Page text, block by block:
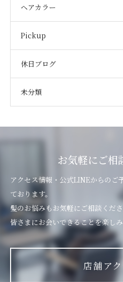
ヘアカラー
Pickup
休日ブログ
未分類
お気軽にご相
アクセス情報・公式LINEからのご
ております。
髪のお悩みもお気軽にご相談くださ
皆さまにお会いできることを楽しみ
店舗ア